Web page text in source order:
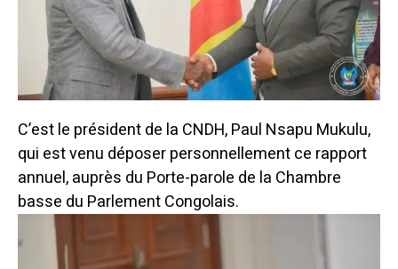
C’est le président de la CNDH, Paul Nsapu Mukulu,
qui est venu déposer personnellement ce rapport
annuel, auprès du Porte-parole de la Chambre
basse du Parlement Congolais.